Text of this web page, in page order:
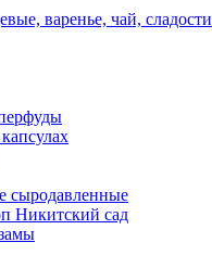
варенье, чай, сладости
сыродавленные
Никитский сад